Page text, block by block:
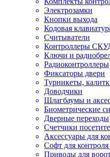
Электрозамки
Кнопки выхода
Кодовая
Считыватели
Контроллеры
Ключи и
Радиоконтроллеры
Фиксаторы двери
Турникеты,
Доводчики
Шлагбаумы и
Биометрические
Дверные переходы
Счетчики
Аксессуары для
Софт для контроля
Приводы для